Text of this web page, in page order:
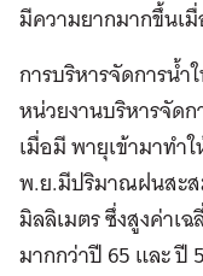
มีความยากมากขึ้นเ
การบริหารจัดการน้
หน่วยงานบริหารจัด
เมื่อมี พายุเข้ามาทำ
พ.ย.มีปริมาณฝนสะส
มิลลิเมตร ซึ่งสูงค่าเ
มากกว่าปี 65 และ ปี